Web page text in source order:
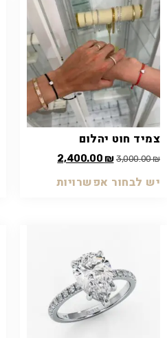
צמיד חוט יהלום
3,000.00₪
2,400.00₪
יש לבחור אפשרויות